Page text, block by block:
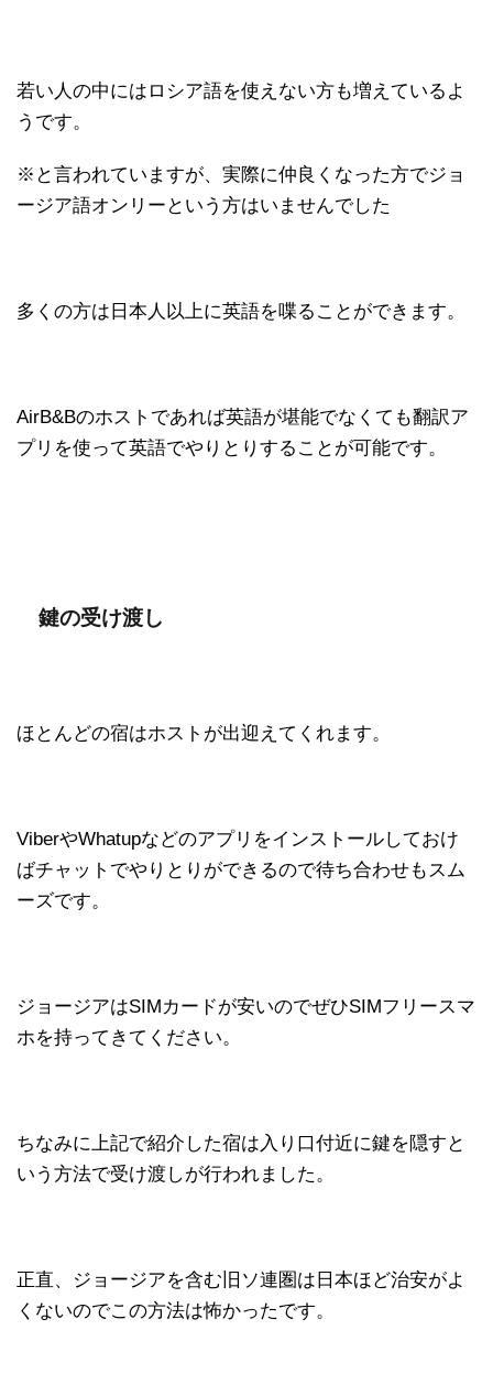
若い人の中にはロシア語を使えない方も増えているよ
うです。
※と言われていますが、実際に仲良くなった方でジョ
ージア語オンリーという方はいませんでした
多くの方は日本人以上に英語を喋ることができます。
AirB&Bのホストであれば英語が堪能でなくても翻訳ア
プリを使って英語でやりとりすることが可能です。
鍵の受け渡し
ほとんどの宿はホストが出迎えてくれます。
ViberやWhatupなどのアプリをインストールしておけ
ばチャットでやりとりができるので待ち合わせもスム
ーズです。
ジョージアはSIMカードが安いのでぜひSIMフリースマ
ホを持ってきてください。
ちなみに上記で紹介した宿は入り口付近に鍵を隠すと
いう方法で受け渡しが行われました。
正直、ジョージアを含む旧ソ連圏は日本ほど治安がよ
くないのでこの方法は怖かったです。